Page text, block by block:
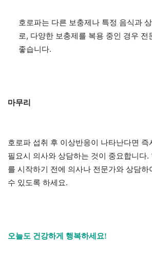
호로파는 다른 보충제나 특정 음식과
로, 다양한 보충제를 복용 중인 경우 전
좋습니다.
마무리
호로파 섭취 후 이상반응이 나타난다면 즉
필요시 의사와 상담하는 것이 중요합니다.
를 시작하기 전에 의사나 전문가와 상담
수 있도록 하세요.
오늘도 건강하게 행복하세요!